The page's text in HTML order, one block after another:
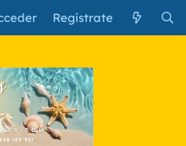
Regístrate